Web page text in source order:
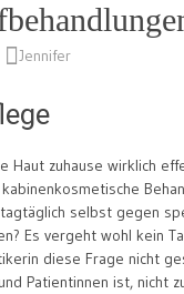
Jennifer
Haut zuhause wirklich
selbst gegen
Es vergeht wohl kein
diese Frage nicht
Patientinnen ist, nicht